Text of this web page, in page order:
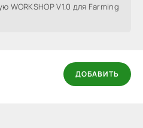
WORKSHOP V1.0 для Farming
ДОБАВИТЬ